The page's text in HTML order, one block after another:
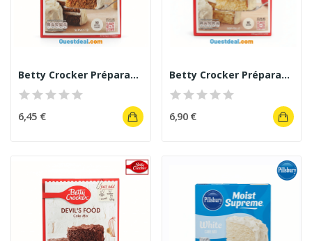
Betty Crocker Préparation gâteau américain...
6,45 €
Betty Crocker Préparation Gâteau Velvety...
6,90 €